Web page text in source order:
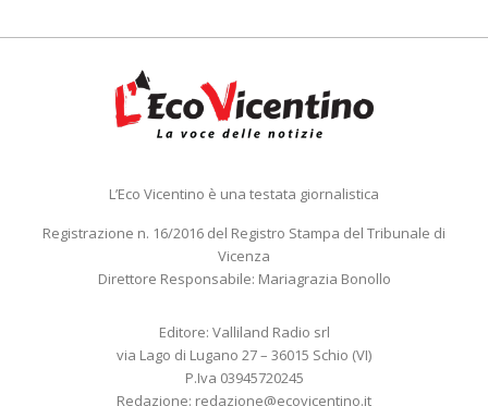
L’Eco Vicentino è una testata giornalistica
Registrazione n. 16/2016 del Registro Stampa del Tribunale di
Vicenza
Direttore Responsabile: Mariagrazia Bonollo
Editore: Valliland Radio srl
via Lago di Lugano 27 – 36015 Schio (VI)
P.Iva 03945720245
Redazione: redazione@ecovicentino.it